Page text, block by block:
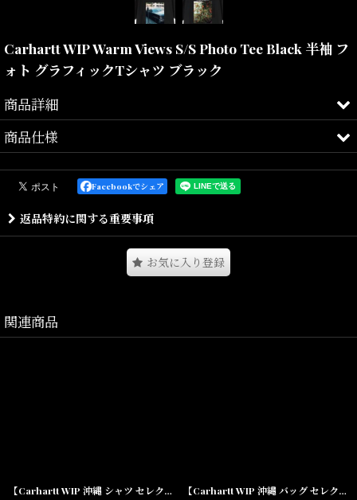
Carhartt WIP Warm Views S/S Photo Tee Black 半袖 フ
ォト グラフィックTシャツ ブラック
商品詳細
ARTISTIC BREEZE.
Carhartt WIP
Carhartt WIPより、フォトグラフィックを大胆に落とし込んだ
「Warm Views S/S Photo Tee」が入荷しました。
アートとストリートカルチャーを融合させた存在感ある一枚です。
商品仕様
Facebookでシェア
返品特約に関する重要事項
お気に入り登録
関連商品
【Carhartt WIP 沖縄 シャツ セレクトショップ 通販】Checker S/S Knit Polo Olive チェッカー 半袖 コットンニット ポロ
【Carhartt WIP 沖縄 バッグ セレクトショップ 通販】Canvas Graphic Tote Bag "Class Of 89" キャンバス グラフィック トート クラスオブ